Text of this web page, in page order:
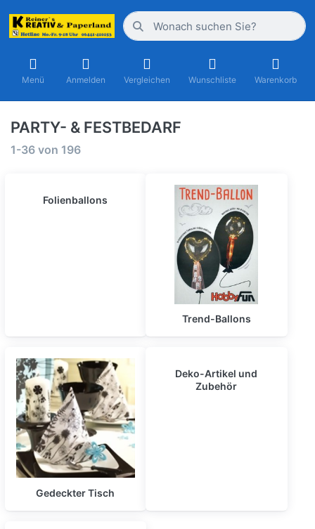
Menü Anmelden Vergleichen Wunschliste Warenkorb
PARTY- & FESTBEDARF
1-36 von 196
Folienballons
Trend-Ballons
Gedeckter Tisch
Deko-Artikel und
Zubehör